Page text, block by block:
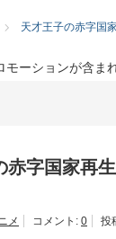
天才王子の赤字国
モーションが含ま
赤字国家再
メ コメント: 0 投